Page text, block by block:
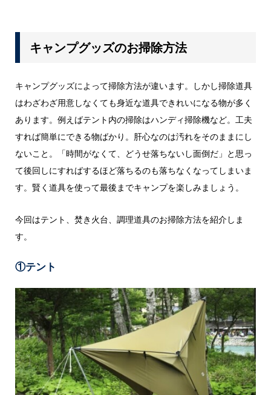
キャンプグッズのお掃除方法
キャンプグッズによって掃除方法が違います。しかし掃除道具
はわざわざ用意しなくても身近な道具できれいになる物が多く
あります。例えばテント内の掃除はハンディ掃除機など。工夫
すれば簡単にできる物ばかり。肝心なのは汚れをそのままにし
ないこと。「時間がなくて、どうせ落ちないし面倒だ」と思っ
て後回しにすればするほど落ちるのも落ちなくなってしまいま
す。賢く道具を使って最後までキャンプを楽しみましょう。
今回はテント、焚き火台、調理道具のお掃除方法を紹介しま
す。
①テント